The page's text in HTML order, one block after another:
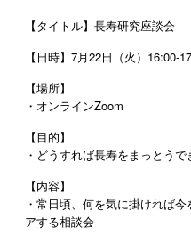
【タイトル】長寿研究座談会
【日時】7月22日（火）16:00-
【場所】
・オンラインZoom
【目的】
・どうすれば長寿をまっとう
【内容】
・常日頃、何を気に掛ければ
アする相談会